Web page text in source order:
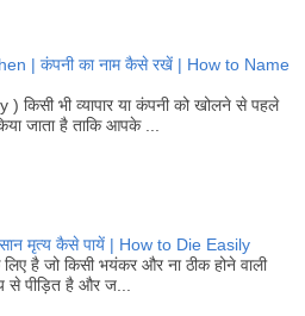
| कंपनी का नाम कैसे रखें | How to Name
किसी भी व्यापार या कंपनी को खोलने से पहले
जाता है ताकि आपके ...
मृत्य कैसे पायें | How to Die Easily
है जो किसी भयंकर और ना ठीक होने वाली
से पीड़ित है और ज...